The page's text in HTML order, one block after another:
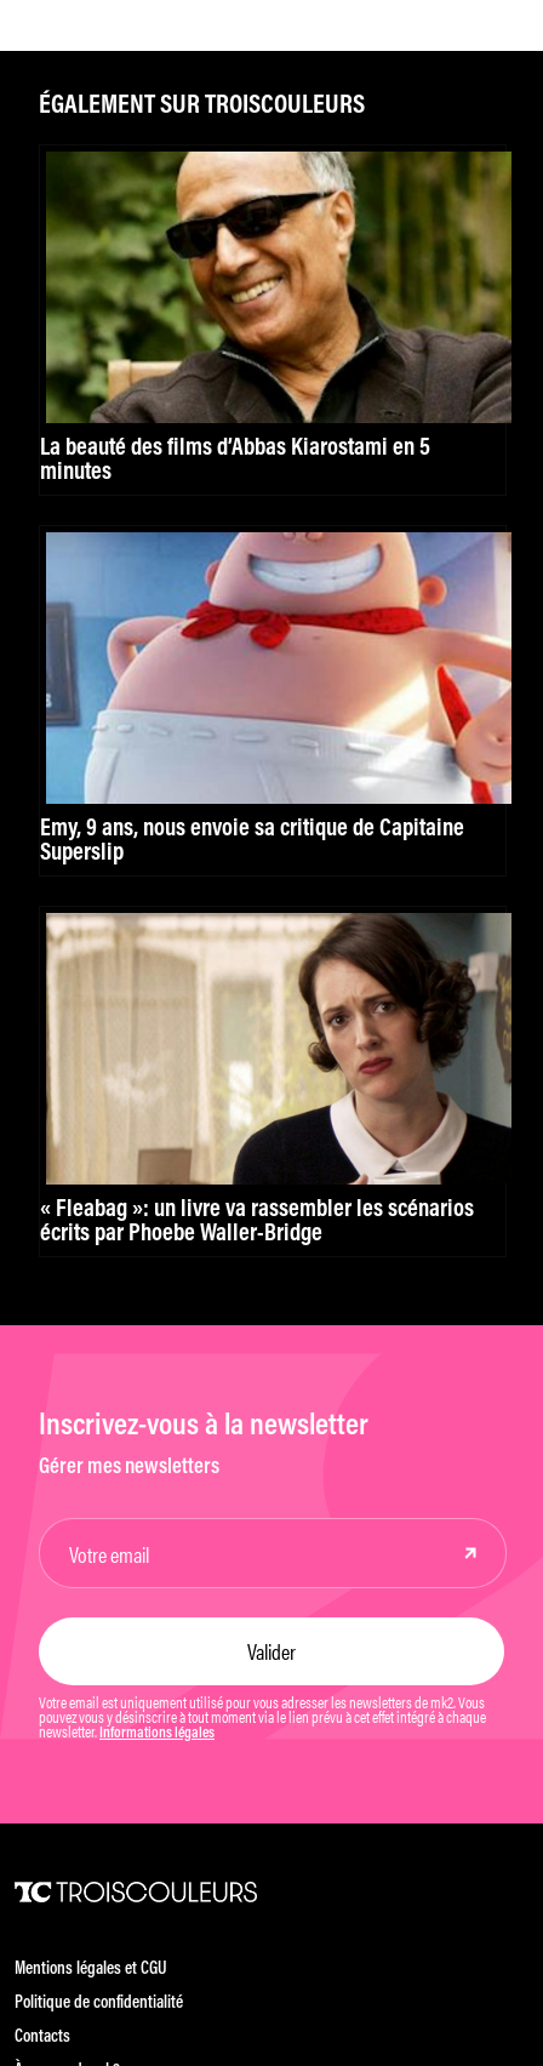
ÉGALEMENT SUR TROISCOULEURS
La beauté des films d’Abbas Kiarostami en 5
minutes
Emy, 9 ans, nous envoie sa critique de Capitaine
Superslip
« Fleabag »: un livre va rassembler les scénarios
écrits par Phoebe Waller-Bridge
Inscrivez-vous à la newsletter
Gérer mes newsletters
Votre email est uniquement utilisé pour vous adresser les newsletters de mk2. Vous
pouvez vous y désinscrire à tout moment via le lien prévu à cet effet intégré à chaque
newsletter. Informations légales
Mentions légales et CGU
Politique de confidentialité
Contacts